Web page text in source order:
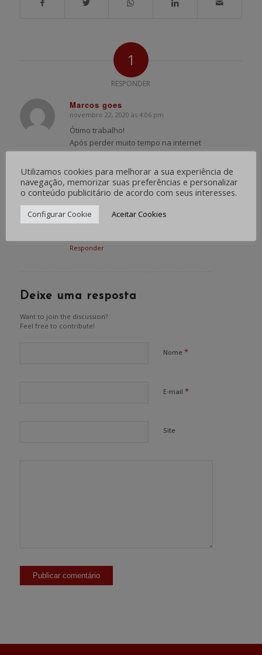
1
RESPONDER
Marcos goes
says:
novembro 22, 2020 às 4:06 pm
Ótimo trabalho!
Após perder muito tempo na internet
encontrei esse blog
que tinha o que tanto procurava.
Parabéns pelo texto e conteúdo, temos
que ter mais
artigos deste tipo na internet.
Gostei muito.
Responder
Deixe uma resposta
Want to join the discussion?
Feel free to contribute!
Nome *
E-mail *
Site
Utilizamos cookies para melhorar a sua experiência de
navegação, memorizar suas preferências e personalizar
o conteúdo publicitário de acordo com seus interesses.
Configurar Cookie Aceitar Cookies